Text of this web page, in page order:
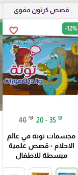
قصص كرتون مقوى
favorite_border -12%
40 ₪ 20 - 35 ₪
مجسمات توتة في عالم
الاحلام - قصص علمية
مبسطة للاطفال